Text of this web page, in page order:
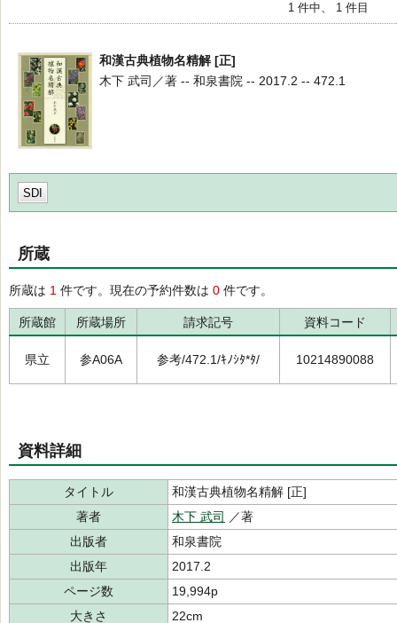
1 件中、 1 件目
和漢古典植物名精解 [正]
木下 武司／著 -- 和泉書院 -- 2017.2 -- 472.1
SDI
所蔵
所蔵は 1 件です。現在の予約件数は 0 件です。
所蔵館 所蔵場所 請求記号 資料コード
県立 参A06A 参考/472.1/ｷﾉｼﾀ*ﾀ/ 10214890088
資料詳細
タイトル
和漢古典植物名精解 [正]
著者
木下 武司
／著
出版者
和泉書院
出版年
2017.2
ページ数
19,994p
大きさ
22cm